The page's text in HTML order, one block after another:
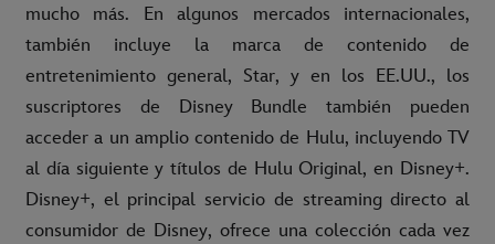
mucho más. En algunos mercados internacionales,
también incluye la marca de contenido de
entretenimiento general, Star, y en los EE.UU., los
suscriptores de Disney Bundle también pueden
acceder a un amplio contenido de Hulu, incluyendo TV
al día siguiente y títulos de Hulu Original, en Disney+.
Disney+, el principal servicio de streaming directo al
consumidor de Disney, ofrece una colección cada vez